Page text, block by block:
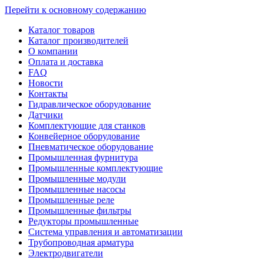
Перейти к основному содержанию
Каталог товаров
Каталог производителей
О компании
Оплата и доставка
FAQ
Новости
Контакты
Гидравлическое оборудование
Датчики
Комплектующие для станков
Конвейерное оборудование
Пневматическое оборудование
Промышленная фурнитура
Промышленные комплектующие
Промышленные модули
Промышленные насосы
Промышленные реле
Промышленные фильтры
Редукторы промышленные
Система управления и автоматизации
Трубопроводная арматура
Электродвигатели